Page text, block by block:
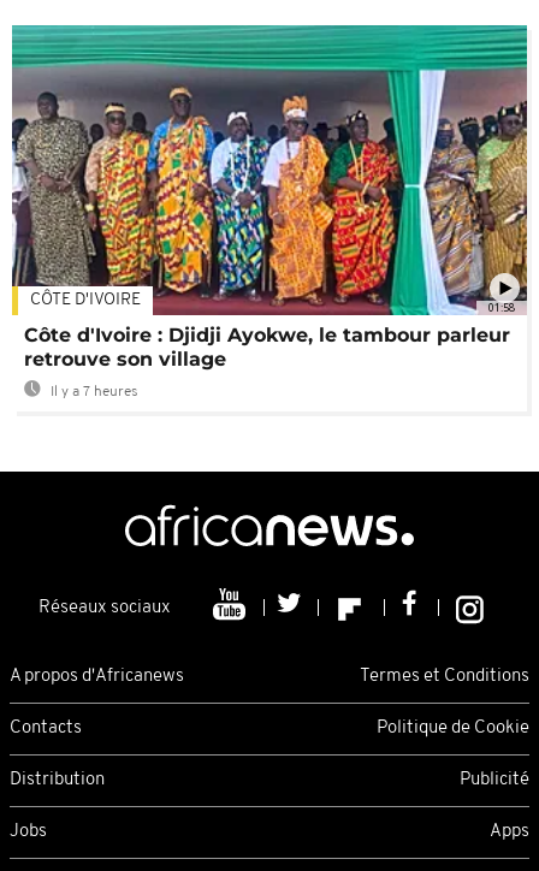
01:58
CÔTE D'IVOIRE
Côte d'Ivoire : Djidji Ayokwe, le tambour parleur
retrouve son village
Il y a 7 heures
Réseaux sociaux
A propos d'Africanews Termes et Conditions
Contacts Politique de Cookie
Distribution Publicité
Jobs Apps